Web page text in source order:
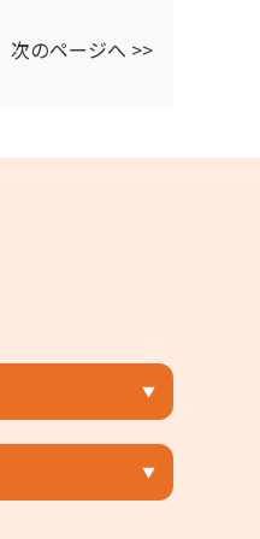
次のページへ >>